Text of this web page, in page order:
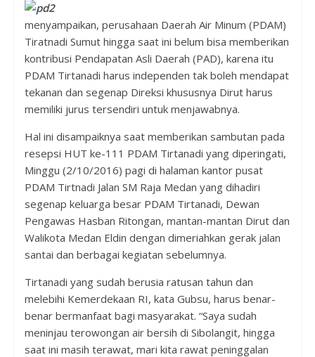
menyampaikan, perusahaan Daerah Air Minum (PDAM)
Tiratnadi Sumut hingga saat ini belum bisa memberikan
kontribusi Pendapatan Asli Daerah (PAD), karena itu
PDAM Tirtanadi harus independen tak boleh mendapat
tekanan dan segenap Direksi khususnya Dirut harus
memiliki jurus tersendiri untuk menjawabnya.
Hal ini disampaiknya saat memberikan sambutan pada
resepsi HUT ke-111 PDAM Tirtanadi yang diperingati,
Minggu (2/10/2016) pagi di halaman kantor pusat
PDAM Tirtnadi Jalan SM Raja Medan yang dihadiri
segenap keluarga besar PDAM Tirtanadi, Dewan
Pengawas Hasban Ritongan, mantan-mantan Dirut dan
Walikota Medan Eldin dengan dimeriahkan gerak jalan
santai dan berbagai kegiatan sebelumnya.
Tirtanadi yang sudah berusia ratusan tahun dan
melebihi Kemerdekaan RI, kata Gubsu, harus benar-
benar bermanfaat bagi masyarakat. “Saya sudah
meninjau terowongan air bersih di Sibolangit, hingga
saat ini masih terawat, mari kita rawat peninggalan